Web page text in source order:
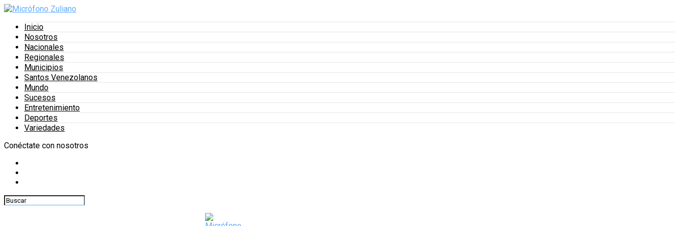
Inicio
Nosotros
Nacionales
Regionales
Municipios
Santos Venezolanos
Mundo
Sucesos
Entretenimiento
Deportes
Variedades
Conéctate con nosotros